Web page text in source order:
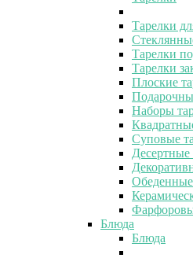
Тарелки
Тарелки
Тарелки
Плоские
Наборы
Суповые
Десертные
Обеденные
Блюда
Блюда